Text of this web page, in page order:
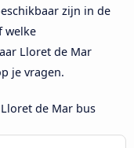
zijn in de
welke
Lloret de Mar
je vragen.
de Mar bus